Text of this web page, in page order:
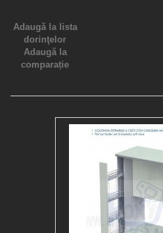
Adaugă la lista
dorinţelor
Adaugă la
comparație